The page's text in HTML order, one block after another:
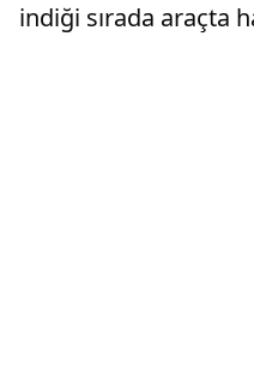
indiği sırada araçta